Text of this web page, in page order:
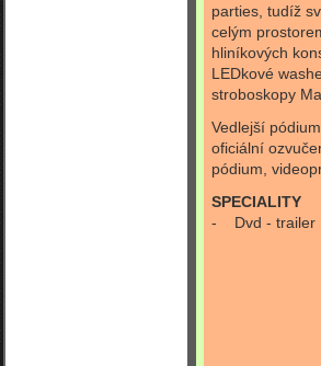
parties, tudíž
celým
hliníkových
LEDkové
stroboskopy
Vedlejší
oficiální
pódium,
SPECIALITY
- Dvd - trailer